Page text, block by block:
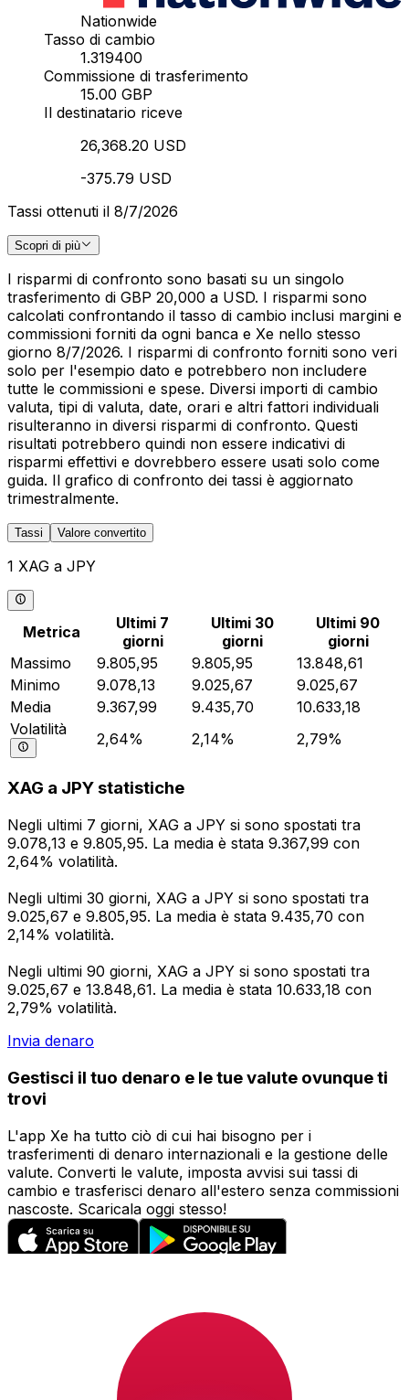
Nationwide
Tasso di cambio
1.319400
Commissione di trasferimento
15.00 GBP
Il destinatario riceve
26,368.20 USD
-375.79 USD
Tassi ottenuti il 8/7/2026
Scopri di più
I risparmi di confronto sono basati su un singolo
trasferimento di GBP 20,000 a USD. I risparmi sono
calcolati confrontando il tasso di cambio inclusi margini e
commissioni forniti da ogni banca e Xe nello stesso
giorno 8/7/2026. I risparmi di confronto forniti sono veri
solo per l'esempio dato e potrebbero non includere
tutte le commissioni e spese. Diversi importi di cambio
valuta, tipi di valuta, date, orari e altri fattori individuali
risulteranno in diversi risparmi di confronto. Questi
risultati potrebbero quindi non essere indicativi di
risparmi effettivi e dovrebbero essere usati solo come
guida. Il grafico di confronto dei tassi è aggiornato
trimestralmente.
Tassi Valore convertito
1 XAG a JPY
Metrica
Ultimi 7
giorni
Ultimi 30
giorni
Ultimi 90
giorni
Massimo
9.805,95 9.805,95
13.848,61
Minimo
9.078,13 9.025,67
9.025,67
Media
9.367,99 9.435,70
10.633,18
Volatilità
2,64% 2,14% 2,79%
XAG a JPY statistiche
Negli ultimi 7 giorni, XAG a JPY si sono spostati tra
9.078,13 e 9.805,95. La media è stata 9.367,99 con
2,64% volatilità.
Negli ultimi 30 giorni, XAG a JPY si sono spostati tra
9.025,67 e 9.805,95. La media è stata 9.435,70 con
2,14% volatilità.
Negli ultimi 90 giorni, XAG a JPY si sono spostati tra
9.025,67 e 13.848,61. La media è stata 10.633,18 con
2,79% volatilità.
Invia denaro
Gestisci il tuo denaro e le tue valute ovunque ti
trovi
L'app Xe ha tutto ciò di cui hai bisogno per i
trasferimenti di denaro internazionali e la gestione delle
valute. Converti le valute, imposta avvisi sui tassi di
cambio e trasferisci denaro all'estero senza commissioni
nascoste. Scaricala oggi stesso!